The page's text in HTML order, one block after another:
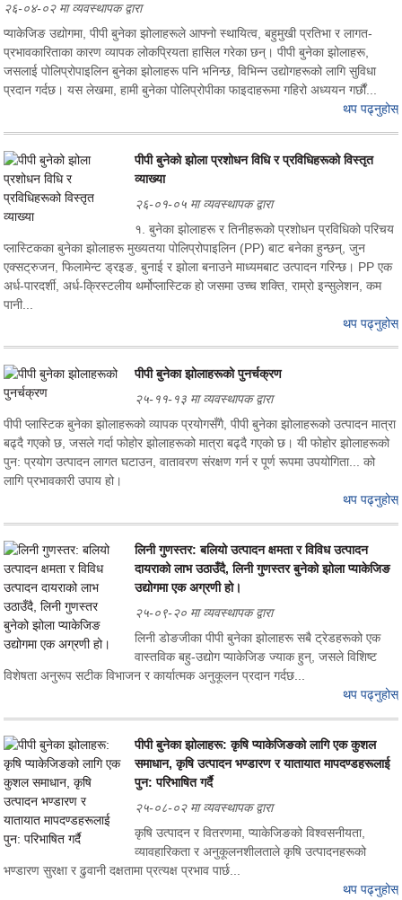
२६-०४-०२ मा व्यवस्थापक द्वारा
प्याकेजिङ उद्योगमा, पीपी बुनेका झोलाहरूले आफ्नो स्थायित्व, बहुमुखी प्रतिभा र लागत-
प्रभावकारिताका कारण व्यापक लोकप्रियता हासिल गरेका छन्। पीपी बुनेका झोलाहरू,
जसलाई पोलिप्रोपाइलिन बुनेका झोलाहरू पनि भनिन्छ, विभिन्न उद्योगहरूको लागि सुविधा
प्रदान गर्दछ। यस लेखमा, हामी बुनेका पोलिप्रोपीका फाइदाहरूमा गहिरो अध्ययन गर्छौं...
थप पढ्नुहोस्
पीपी बुनेको झोला प्रशोधन विधि र प्रविधिहरूको विस्तृत
व्याख्या
२६-०१-०५ मा व्यवस्थापक द्वारा
१. बुनेका झोलाहरू र तिनीहरूको प्रशोधन प्रविधिको परिचय
प्लास्टिकका बुनेका झोलाहरू मुख्यतया पोलिप्रोपाइलिन (PP) बाट बनेका हुन्छन्, जुन
एक्सट्रुजन, फिलामेन्ट ड्रइङ, बुनाई र झोला बनाउने माध्यमबाट उत्पादन गरिन्छ। PP एक
अर्ध-पारदर्शी, अर्ध-क्रिस्टलीय थर्मोप्लास्टिक हो जसमा उच्च शक्ति, राम्रो इन्सुलेशन, कम
पानी...
थप पढ्नुहोस्
पीपी बुनेका झोलाहरूको पुनर्चक्रण
२५-११-१३ मा व्यवस्थापक द्वारा
पीपी प्लास्टिक बुनेका झोलाहरूको व्यापक प्रयोगसँगै, पीपी बुनेका झोलाहरूको उत्पादन मात्रा
बढ्दै गएको छ, जसले गर्दा फोहोर झोलाहरूको मात्रा बढ्दै गएको छ। यी फोहोर झोलाहरूको
पुन: प्रयोग उत्पादन लागत घटाउन, वातावरण संरक्षण गर्न र पूर्ण रूपमा उपयोगिता... को
लागि प्रभावकारी उपाय हो।
थप पढ्नुहोस्
लिनी गुणस्तर: बलियो उत्पादन क्षमता र विविध उत्पादन
दायराको लाभ उठाउँदै, लिनी गुणस्तर बुनेको झोला प्याकेजिङ
उद्योगमा एक अग्रणी हो।
२५-०९-२० मा व्यवस्थापक द्वारा
लिनी डोङजीका पीपी बुनेका झोलाहरू सबै ट्रेडहरूको एक
वास्तविक बहु-उद्योग प्याकेजिङ ज्याक हुन्, जसले विशिष्ट
विशेषता अनुरूप सटीक विभाजन र कार्यात्मक अनुकूलन प्रदान गर्दछ...
थप पढ्नुहोस्
पीपी बुनेका झोलाहरू: कृषि प्याकेजिङको लागि एक कुशल
समाधान, कृषि उत्पादन भण्डारण र यातायात मापदण्डहरूलाई
पुन: परिभाषित गर्दै
२५-०८-०२ मा व्यवस्थापक द्वारा
कृषि उत्पादन र वितरणमा, प्याकेजिङको विश्वसनीयता,
व्यावहारिकता र अनुकूलनशीलताले कृषि उत्पादनहरूको
भण्डारण सुरक्षा र ढुवानी दक्षतामा प्रत्यक्ष प्रभाव पार्छ...
थप पढ्नुहोस्